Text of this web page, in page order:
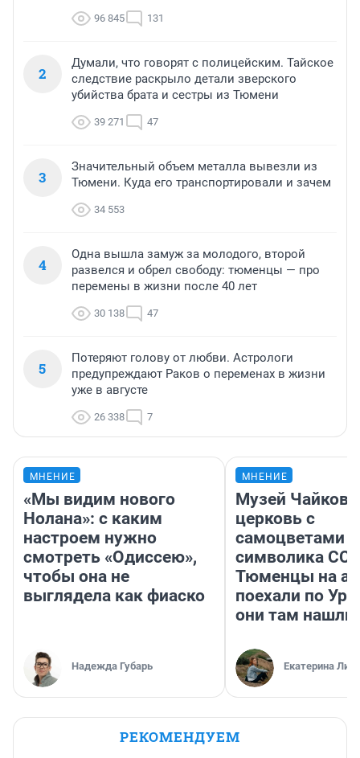
96 845 131
2
Думали, что говорят с полицейским. Тайское
следствие раскрыло детали зверского
убийства брата и сестры из Тюмени
39 271 47
3
Значительный объем металла вывезли из
Тюмени. Куда его транспортировали и зачем
34 553
4
Одна вышла замуж за молодого, второй
развелся и обрел свободу: тюменцы — про
перемены в жизни после 40 лет
30 138 47
5
Потеряют голову от любви. Астрологи
предупреждают Раков о переменах в жизни
уже в августе
26 338 7
МНЕНИЕ
«Мы видим нового
Нолана»: с каким
настроем нужно
смотреть «Одиссею»,
чтобы она не
выглядела как фиаско
Надежда Губарь
МНЕНИЕ
Музей
церковь с
самоцветами
символика
Тюменцы на
поехали по
они там нашли
Екатерина
РЕКОМЕНДУЕМ